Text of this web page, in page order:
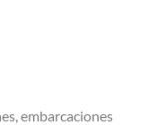
embarcaciones